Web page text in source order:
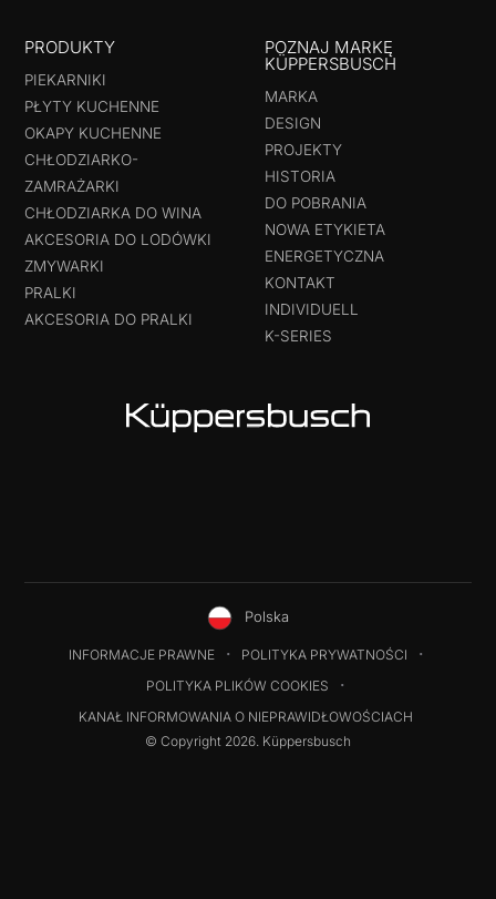
PRODUKTY
PIEKARNIKI
PŁYTY KUCHENNE
OKAPY KUCHENNE
CHŁODZIARKO-
ZAMRAŻARKI
CHŁODZIARKA DO WINA
AKCESORIA DO LODÓWKI
ZMYWARKI
PRALKI
AKCESORIA DO PRALKI
POZNAJ MARKĘ
KÜPPERSBUSCH
MARKA
DESIGN
PROJEKTY
HISTORIA
DO POBRANIA
NOWA ETYKIETA
ENERGETYCZNA
KONTAKT
INDIVIDUELL
K-SERIES
Polska
INFORMACJE PRAWNE
POLITYKA PRYWATNOŚCI
POLITYKA PLIKÓW COOKIES
KANAŁ INFORMOWANIA O NIEPRAWIDŁOWOŚCIACH
© Copyright 2026. Küppersbusch